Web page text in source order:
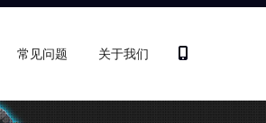
常见问题 关于我们